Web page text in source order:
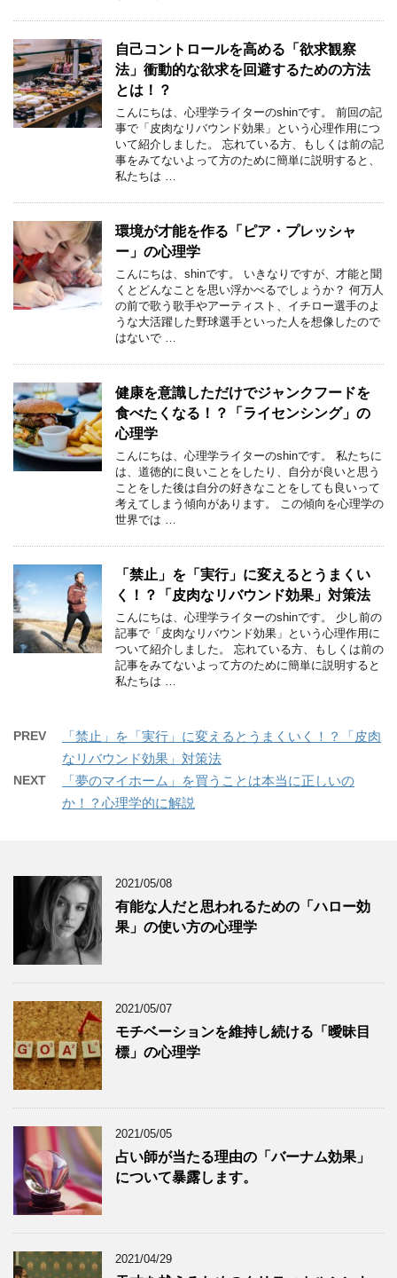
自己コントロールを高める「欲求観察
法」衝動的な欲求を回避するための方法
とは！？
こんにちは、心理学ライターのshinです。 前回の記
事で「皮肉なリバウンド効果」という心理作用につ
いて紹介しました。 忘れている方、もしくは前の記
事をみてないよって方のために簡単に説明すると、
私たちは …
環境が才能を作る「ピア・プレッシャ
ー」の心理学
こんにちは、shinです。 いきなりですが、才能と聞
くとどんなことを思い浮かべるでしょうか？ 何万人
の前で歌う歌手やアーティスト、イチロー選手のよ
うな大活躍した野球選手といった人を想像したので
はないで …
健康を意識しただけでジャンクフードを
食べたくなる！？「ライセンシング」の
心理学
こんにちは、心理学ライターのshinです。 私たちに
は、道徳的に良いことをしたり、自分が良いと思う
ことをした後は自分の好きなことをしても良いって
考えてしまう傾向があります。 この傾向を心理学の
世界では …
「禁止」を「実行」に変えるとうまくい
く！？「皮肉なリバウンド効果」対策法
こんにちは、心理学ライターのshinです。 少し前の
記事で「皮肉なリバウンド効果」という心理作用に
ついて紹介しました。 忘れている方、もしくは前の
記事をみてないよって方のために簡単に説明すると
私たちは …
PREV
「禁止」を「実行」に変えるとうまくいく！？「皮肉
なリバウンド効果」対策法
NEXT
「夢のマイホーム」を買うことは本当に正しいの
か！？心理学的に解説
2021/05/08
有能な人だと思われるための「ハロー効
果」の使い方の心理学
2021/05/07
モチベーションを維持し続ける「曖昧目
標」の心理学
2021/05/05
占い師が当たる理由の「バーナム効果」
について暴露します。
2021/04/29